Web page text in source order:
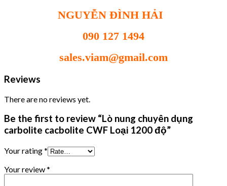
NGUYỄN ĐÌNH HẢI
090 127 1494
sales.viam@gmail.com
Reviews
There are no reviews yet.
Be the first to review “Lò nung chuyên dụng
carbolite cacbolite CWF Loại 1200 độ”
Your rating*
Your review*